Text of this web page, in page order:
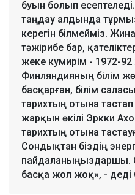
буын болып есептеледі.
таңдау алдында
керегін білмейміз.
тәжірибе бар,
жеке кумирім - 1972-
Финляндияның білім
басқарған, білім
тарихтың отына
жарқын өкілі Эркки
тарихтың отына
Сондықтан біздің
пайдаланыңыздаршы.
басқа жол жоқ», - деді